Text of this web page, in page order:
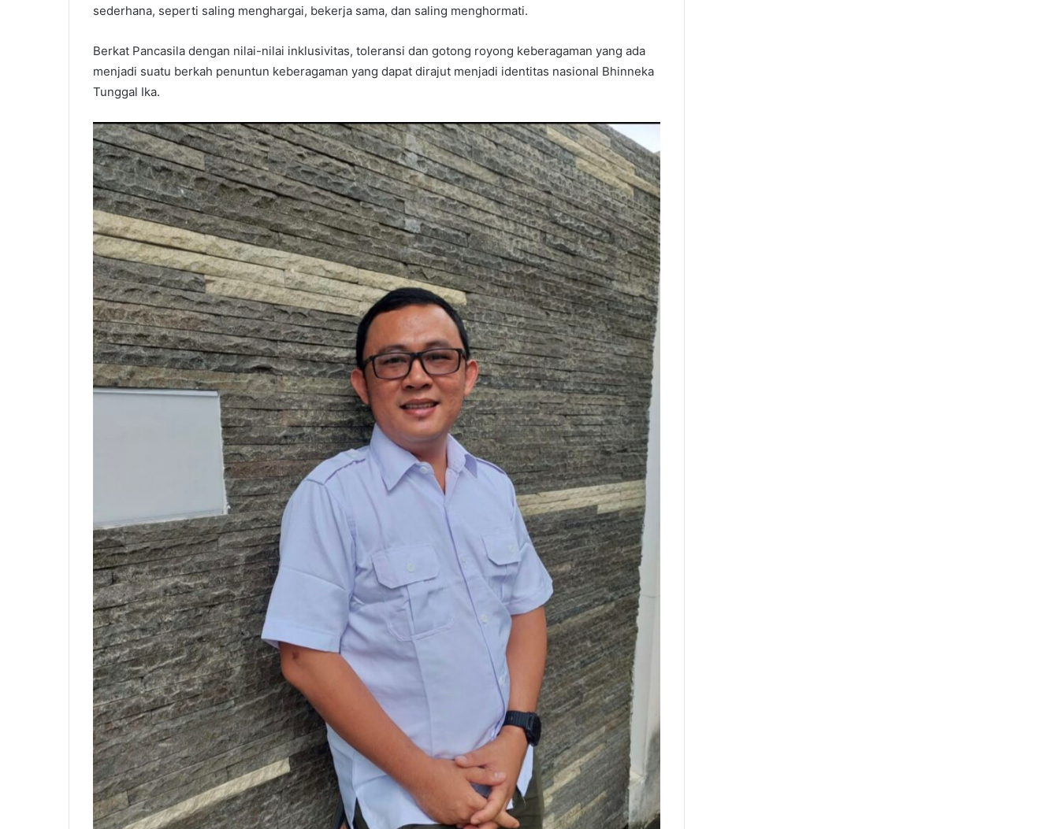
sederhana, seperti saling menghargai, bekerja sama, dan saling menghormati.
Berkat Pancasila dengan nilai-nilai inklusivitas, toleransi dan gotong royong keberagaman yang ada
menjadi suatu berkah penuntun keberagaman yang dapat dirajut menjadi identitas nasional Bhinneka
Tunggal Ika.